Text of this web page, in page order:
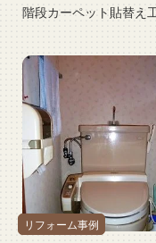
階段カーペット貼替え工
リフォーム事例